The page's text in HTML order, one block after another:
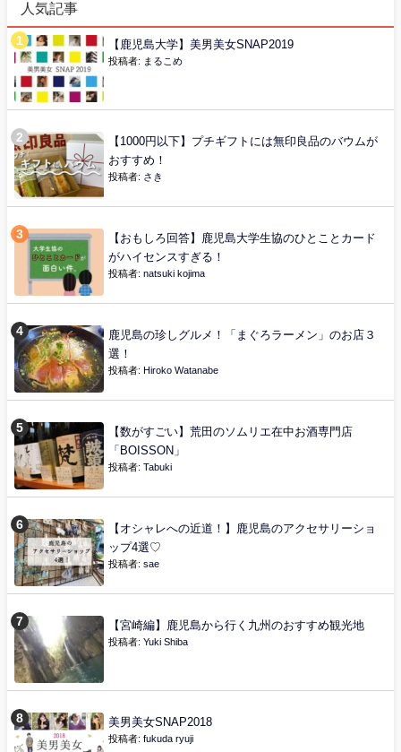
人気記事
【鹿児島大学】美男美女SNAP2019
投稿者: まるこめ
【1000円以下】プチギフトには無印良品のバウムが
おすすめ！
投稿者: さき
【おもしろ回答】鹿児島大学生協のひとことカード
がハイセンスすぎる！
投稿者: natsuki kojima
鹿児島の珍しグルメ！「まぐろラーメン」のお店３
選！
投稿者: Hiroko Watanabe
【数がすごい】荒田のソムリエ在中お酒専門店
「BOISSON」
投稿者: Tabuki
【オシャレへの近道！】鹿児島のアクセサリーショ
ップ4選♡
投稿者: sae
【宮崎編】鹿児島から行く九州のおすすめ観光地
投稿者: Yuki Shiba
美男美女SNAP2018
投稿者: fukuda ryuji